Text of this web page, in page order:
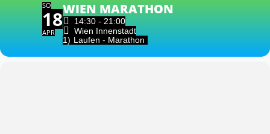
SO
18
APR
WIEN MARATHON
14:30 - 21:00
Wien Innenstadt
1) Laufen - Marathon